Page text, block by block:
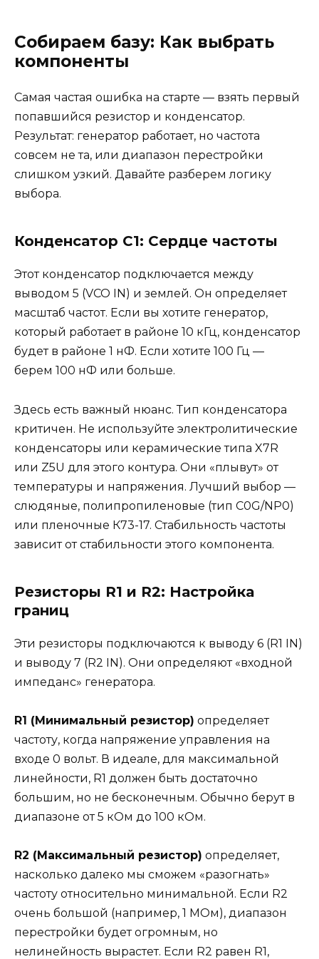
Собираем базу: Как выбрать
компоненты
Самая частая ошибка на старте — взять первый
попавшийся резистор и конденсатор.
Результат: генератор работает, но частота
совсем не та, или диапазон перестройки
слишком узкий. Давайте разберем логику
выбора.
Конденсатор C1: Сердце частоты
Этот конденсатор подключается между
выводом 5 (VCO IN) и землей. Он определяет
масштаб частот. Если вы хотите генератор,
который работает в районе 10 кГц, конденсатор
будет в районе 1 нФ. Если хотите 100 Гц —
берем 100 нФ или больше.
Здесь есть важный нюанс. Тип конденсатора
критичен. Не используйте электролитические
конденсаторы или керамические типа X7R
или Z5U для этого контура. Они «плывут» от
температуры и напряжения. Лучший выбор —
слюдяные, полипропиленовые (тип C0G/NP0)
или пленочные К73-17. Стабильность частоты
зависит от стабильности этого компонента.
Резисторы R1 и R2: Настройка
границ
Эти резисторы подключаются к выводу 6 (R1 IN)
и выводу 7 (R2 IN). Они определяют «входной
импеданс» генератора.
R1 (Минимальный резистор) определяет
частоту, когда напряжение управления на
входе 0 вольт. В идеале, для максимальной
линейности, R1 должен быть достаточно
большим, но не бесконечным. Обычно берут в
диапазоне от 5 кОм до 100 кОм.
R2 (Максимальный резистор) определяет,
насколько далеко мы сможем «разогнать»
частоту относительно минимальной. Если R2
очень большой (например, 1 МОм), диапазон
перестройки будет огромным, но
нелинейность вырастет. Если R2 равен R1,